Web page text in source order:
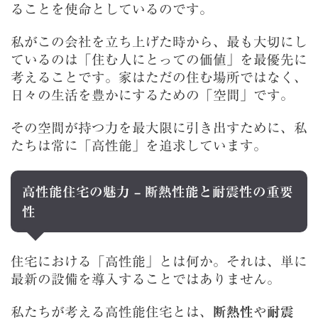
ることを使命としているのです。
私がこの会社を立ち上げた時から、最も大切にし
ているのは「住む人にとっての価値」を最優先に
考えることです。家はただの住む場所ではなく、
日々の生活を豊かにするための「空間」です。
その空間が持つ力を最大限に引き出すために、私
たちは常に「高性能」を追求しています。
高性能住宅の魅力 – 断熱性能と耐震性の重要
性
住宅における「高性能」とは何か。それは、単に
最新の設備を導入することではありません。
私たちが考える高性能住宅とは、 断熱性や耐震